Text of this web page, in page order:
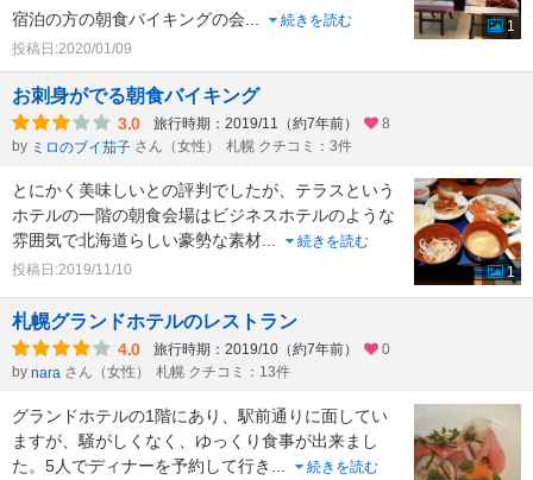
宿泊の方の朝食バイキングの会
続きを読む
投稿日:2020/01/09
1
お刺身がでる朝食バイキング
3.0 旅行時期：2019/11（約7年前）
8
by ミロのブイ茄子 さん（女性） 札幌 クチコミ：3件
とにかく美味しいとの評判でしたが、テラスという
ホテルの一階の朝食会場はビジネスホテルのような
雰囲気で北海道らしい豪勢な素材
続きを読む
投稿日:2019/11/10
1
札幌グランドホテルのレストラン
4.0 旅行時期：2019/10（約7年前）
0
by nara さん（女性） 札幌 クチコミ：13件
グランドホテルの1階にあり、駅前通りに面してい
ますが、騒がしくなく、ゆっくり食事が出来まし
た。5人でディナーを予約して行き
続きを読む